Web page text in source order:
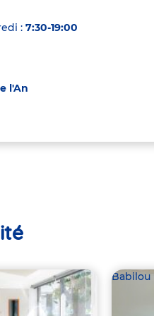
: 7:30-19:00
l'An
Babilou